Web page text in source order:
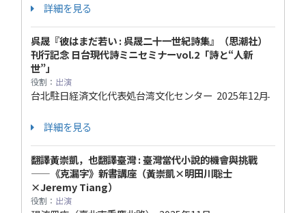
詳細を見る
呉晟『彼はまだ若い : 呉晟二十一世紀詩集』（思潮社）
刊行記念 日台現代詩ミニセミナーvol.2「詩と“人新
世”」
役割： 出演
台北駐日経済文化代表処台湾文化センター 2025年12月-
詳細を見る
翻譯黃崇凱，也翻譯臺灣 : 臺灣當代小說的機會與挑戰
——《克漏字》新書講座（黃崇凱×明田川聡士
×Jeremy Tiang）
役割： 出演